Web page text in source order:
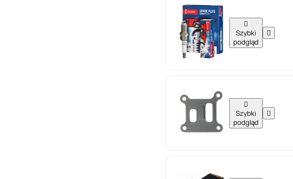

Szybki
podgląd


Szybki
podgląd
